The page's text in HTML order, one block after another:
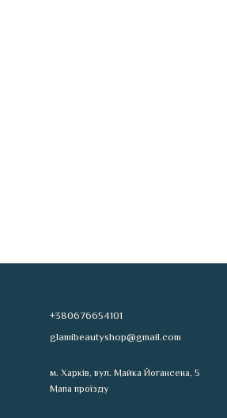
+380676654101
glamibeautyshop@gmail.com
м. Харків, вул. Майка Йогансена, 5
Мапа проїзду